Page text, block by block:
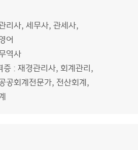
리사, 세무사, 관세사,
어
역사
증 : 재경관리사, 회계관리,
공회계전문가, 전산회계,